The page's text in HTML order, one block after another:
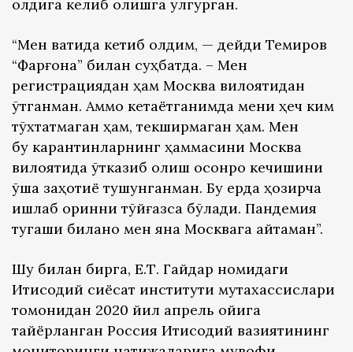
олдига келиб олишга улгурган.
“Мен вақтида кетиб олдим, — дейди Темиров
“Фарғона” билан суҳбатда. – Мен
регистрациядан ҳам Москва вилоятидан
ўтганман. Аммо кетаётганимда мени ҳеч ким
тўхтатмаган ҳам, текширмаган ҳам. Мен
бу карантинларнинг ҳаммасини Москва
вилоятида ўтказиб олиш осонроқ кечишини
ўша заҳотиёқ тушунганман. Бу ерда ҳозирча
ишлаб қоринни тўйғазса бўлади. Пандемия
тугаши биланоқ мен яна Москвага қайтаман”.
Шу билан бирга, Е.Т. Гайдар номидаги
Иқтисодий сиёсат институти мутахассислари
томонидан 2020 йил апрель ойига
тайёрланган Россия Иқтисодий вазиятининг